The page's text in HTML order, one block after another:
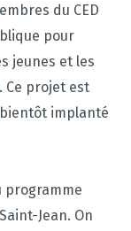
du CED
pour
jeunes et les
Ce projet est
implanté
programme
Jean. On